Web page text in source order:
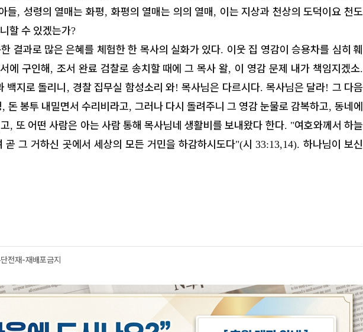
들, 성령의 열매는 화평, 화평의 열매는 의의 열매 , 이는 지상과 천상의 도덕이요 천도
할 수 있겠는가?
결과로 많은 은혜를 체험한 한 목사의 실화가 있다. 이웃 집 영감이 승용차를 심히 훼
에 구인해 , 조서 완료 검찰로 송치할 때에 그 목사 왈, 이 영감 문제 내가 책임지겠소.
백지로 돌리니 , 경찰 집무실 함성소리 와!목사님은 다르시다. 목사님은 달라! 그 다음
, 돈 봉투 내밀면서 수리비라고, 그러나 다시 돌려주니 그 영감 눈물로 감복하고, 동네에
, 또 어떤 사람은 아는 사람 통해 목사님네 생활비를 보내왔다 한다. "여호와께서 하늘
곧 그 거하신 곳에서 세상의 모든 거민을 하감하시도다"(시 33:13,14). 하나님이 보신
재-재배포금지